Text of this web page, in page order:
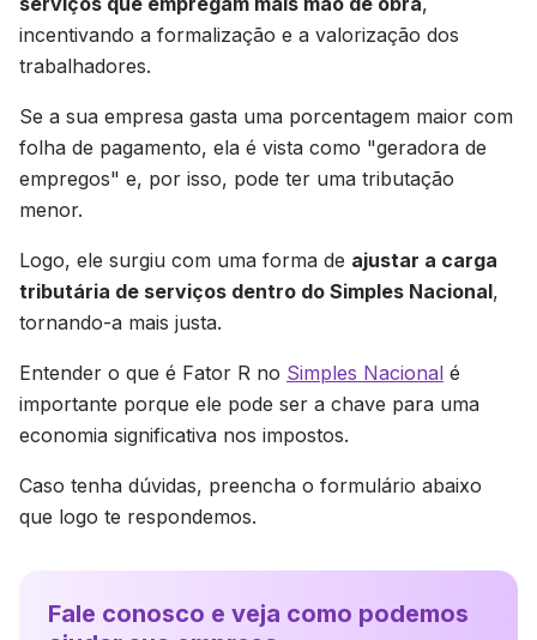
incentivando a formalização e a valorização dos
trabalhadores.
Se a sua empresa gasta uma porcentagem maior com
folha de pagamento, ela é vista como "geradora de
empregos" e, por isso, pode ter uma tributação
menor.
Logo, ele surgiu com uma forma de ajustar a carga
tributária de serviços dentro do Simples Nacional,
tornando-a mais justa.
Entender o que é Fator R no Simples Nacional é
importante porque ele pode ser a chave para uma
economia significativa nos impostos.
Caso tenha dúvidas, preencha o formulário abaixo
que logo te respondemos.
Fale conosco e veja como podemos